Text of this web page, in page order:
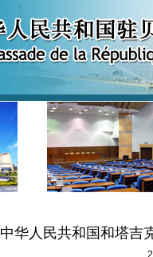
中华人民共和国和塔吉